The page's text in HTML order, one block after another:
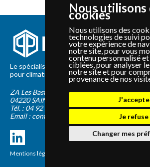
Nous utilisons
cookies
Nous utilisons des
technologies de suivi
votre expérience de
notre site, pour vous
contenu personnalisé
ciblées, pour analyser
notre site et pour
provenance de nos
J'accepte
Je refuse
Changer mes
Le spécialiste depuis 2012 de la vente de
pour climatisation et Pompe à Chaleur
ZA Les Bastides Blanches
04220 SAINTE-TULLE
Tél. : 04 92 75 89 55
Email : contact@panapieces.com
Mentions légales